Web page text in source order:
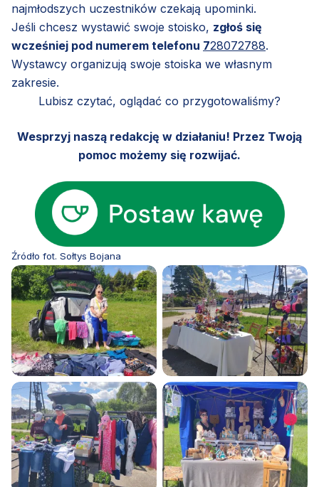
najmłodszych uczestników czekają upominki.
Jeśli chcesz wystawić swoje stoisko, zgłoś się
wcześniej pod numerem telefonu 728072788.
Wystawcy organizują swoje stoiska we własnym
zakresie.
Lubisz czytać, oglądać co przygotowaliśmy?
Wesprzyj naszą redakcję w działaniu! Przez Twoją
pomoc możemy się rozwijać.
Źródło fot. Sołtys Bojana